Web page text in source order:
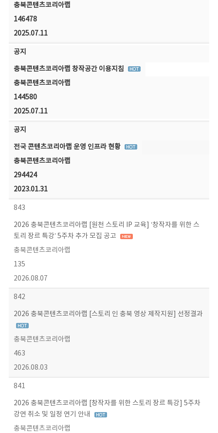
충북콘텐츠코리아랩
146478
2025.07.11
공지
충북콘텐츠코리아랩 창작공간 이용지침
충북콘텐츠코리아랩
144580
2025.07.11
공지
전국 콘텐츠코리아랩 운영 인프라 현황
충북콘텐츠코리아랩
294424
2023.01.31
843
2026 충북콘텐츠코리아랩 [원천 스토리 IP 교육] ‘창작자를 위한 스
토리 장르 특강’ 5주차 추가 모집 공고
충북콘텐츠코리아랩
135
2026.08.07
842
2026 충북콘텐츠코리아랩 [스토리 인 충북 영상 제작지원] 선정결과
충북콘텐츠코리아랩
463
2026.08.03
841
2026 충북콘텐츠코리아랩 [창작자를 위한 스토리 장르 특강] 5주차
강연 취소 및 일정 연기 안내
충북콘텐츠코리아랩